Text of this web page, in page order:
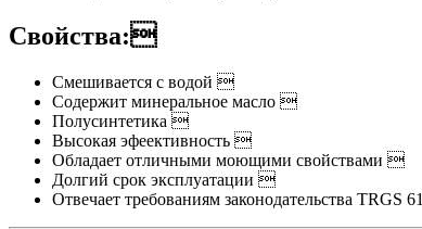
Cвойства:
Смешивается с водой 
Содержит минеральное масло 
Полусинтетика 
Высокая эфеективность 
Обладает отличными моющими свойствами 
Долгий срок эксплуатации 
Отвечает требованиям законодательства